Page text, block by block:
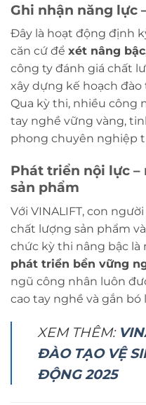
Ghi nhận năng lực
Đây là hoạt động định
căn cứ để xét nâng
công ty đánh giá chất
xây dựng kế hoạch
Qua kỳ thi, nhiều công
tay nghề vững vàng,
phong chuyên nghiệp
Phát triển nội lực
sản phẩm
Với VINALIFT, con
chất lượng sản phẩm
chức kỳ thi nâng bậc
phát triển bền vững
ngũ công nhân luôn
cao tay nghề và gắn bó
XEM THÊM:
ĐÀO TẠO VỆ
ĐỘNG 2025